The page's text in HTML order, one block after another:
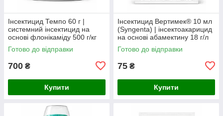
Інсектицид Темпо 60 г |
системний інсектицид на
основі флонікаміду 500 г/кг
проти попелиці, білокрилки,
трипсів та щитівок
Готово до відправки
700 ₴
Купити
Інсектицид Вертимек® 10 мл
(Syngenta) | інсектоакарицид
на основі абамектину 18 г/л
від кліщів, трипсів та мінерів
Готово до відправки
75 ₴
Купити